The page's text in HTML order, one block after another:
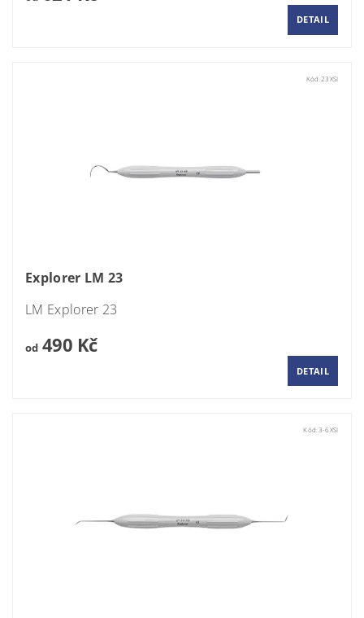
DETAIL
Kód: 23XSI
Explorer LM 23
LM Explorer 23
od490 Kč
DETAIL
Kód: 3-6XSI